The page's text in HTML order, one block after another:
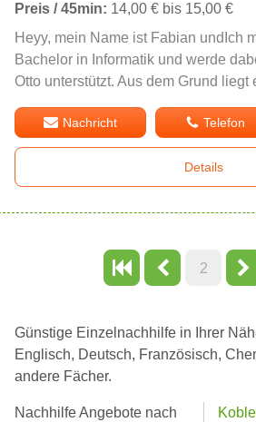
Preis / 45min: 14,00 € bis 15,00 €
Heyy, mein Name ist Fabian undIch
Bachelor in Informatik und werde
Otto unterstützt. Aus dem Grund liegt
Nachricht Telefon
Details
2
Günstige Einzelnachhilfe in Ihrer
Englisch, Deutsch, Französisch,
andere Fächer.
Nachhilfe Angebote nach